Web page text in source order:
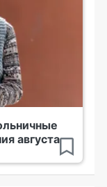
августа